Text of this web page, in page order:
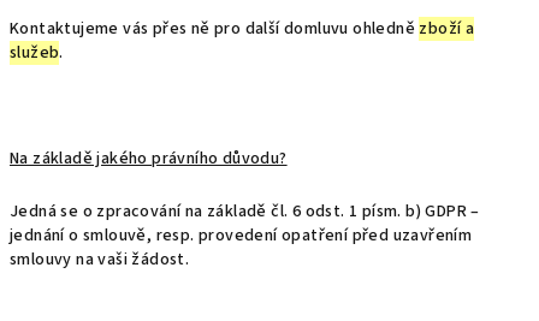
Kontaktujeme vás přes ně pro další domluvu ohledně zboží a
služeb.
Na základě jakého právního důvodu?
Jedná se o zpracování na základě čl. 6 odst. 1 písm. b) GDPR –
jednání o smlouvě, resp. provedení opatření před uzavřením
smlouvy na vaši žádost.